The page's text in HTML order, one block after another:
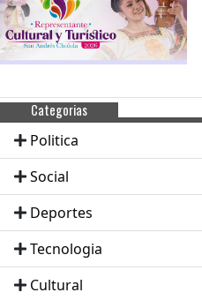
Categorias
Politica
Social
Deportes
Tecnologia
Cultural